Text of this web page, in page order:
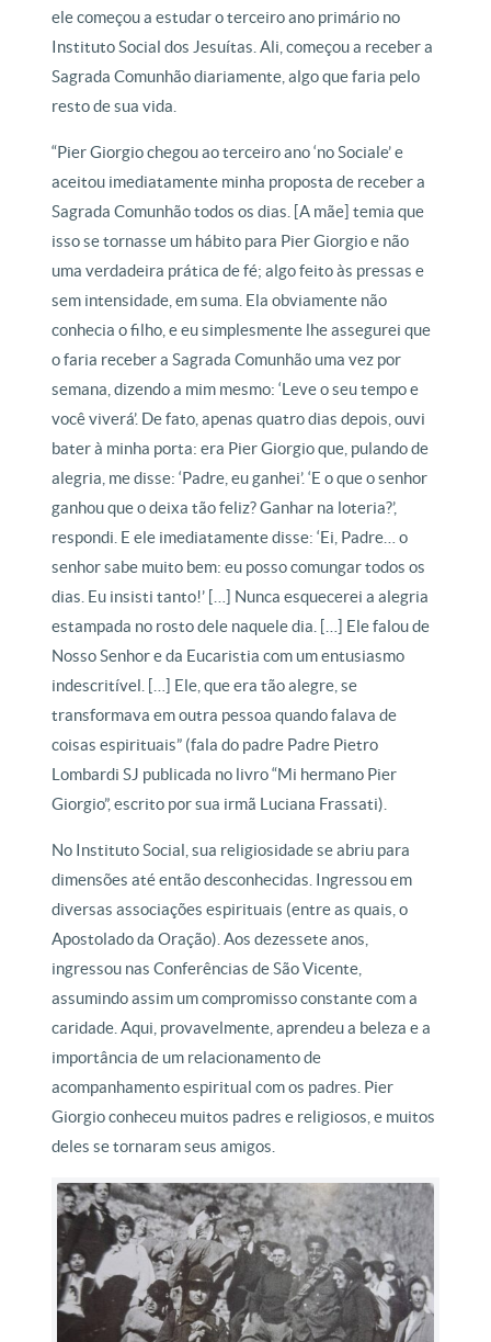
ele começou a estudar o terceiro ano primário no
Instituto Social dos Jesuítas. Ali, começou a receber a
Sagrada Comunhão diariamente, algo que faria pelo
resto de sua vida.
“Pier Giorgio chegou ao terceiro ano ‘no Sociale’ e
aceitou imediatamente minha proposta de receber a
Sagrada Comunhão todos os dias. [A mãe] temia que
isso se tornasse um hábito para Pier Giorgio e não
uma verdadeira prática de fé; algo feito às pressas e
sem intensidade, em suma. Ela obviamente não
conhecia o filho, e eu simplesmente lhe assegurei que
o faria receber a Sagrada Comunhão uma vez por
semana, dizendo a mim mesmo: ‘Leve o seu tempo e
você viverá’. De fato, apenas quatro dias depois, ouvi
bater à minha porta: era Pier Giorgio que, pulando de
alegria, me disse: ‘Padre, eu ganhei’. ‘E o que o senhor
ganhou que o deixa tão feliz? Ganhar na loteria?’,
respondi. E ele imediatamente disse: ‘Ei, Padre… o
senhor sabe muito bem: eu posso comungar todos os
dias. Eu insisti tanto!’ […] Nunca esquecerei a alegria
estampada no rosto dele naquele dia. […] Ele falou de
Nosso Senhor e da Eucaristia com um entusiasmo
indescritível. […] Ele, que era tão alegre, se
transformava em outra pessoa quando falava de
coisas espirituais” (fala do padre Padre Pietro
Lombardi SJ publicada no livro “Mi hermano Pier
Giorgio”, escrito por sua irmã Luciana Frassati).
No Instituto Social, sua religiosidade se abriu para
dimensões até então desconhecidas. Ingressou em
diversas associações espirituais (entre as quais, o
Apostolado da Oração). Aos dezessete anos,
ingressou nas Conferências de São Vicente,
assumindo assim um compromisso constante com a
caridade. Aqui, provavelmente, aprendeu a beleza e a
importância de um relacionamento de
acompanhamento espiritual com os padres. Pier
Giorgio conheceu muitos padres e religiosos, e muitos
deles se tornaram seus amigos.